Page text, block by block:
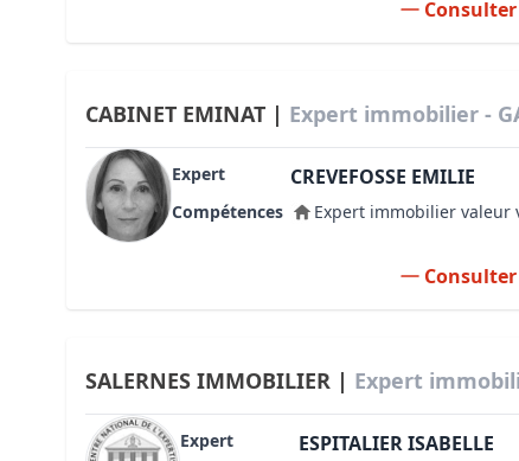
CABINET EMINAT | Expert immobilier -
Expert CREVEFOSSE EMILIE
Compétences Expert immobilier valeur
SALERNES IMMOBILIER | Expert
Expert ESPITALIER ISABELLE